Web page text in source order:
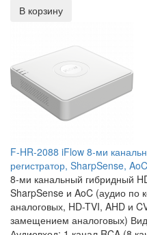
В корзину
F-HR-2088 iFlow 8-ми
регистратор, SharpSense, AoC
8-ми канальный гибридный
SharpSense и AoC (аудио по
аналоговых, HD-TVI, AHD и
замещением аналоговых)